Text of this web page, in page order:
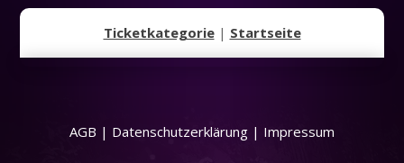
Ticketkategorie| Startseite
AGB | Datenschutzerklärung | Impressum